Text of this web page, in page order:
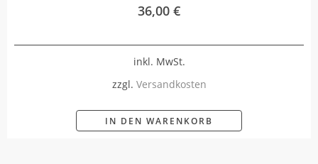
36,00 €
inkl. MwSt.
zzgl. Versandkosten
IN DEN WARENKORB